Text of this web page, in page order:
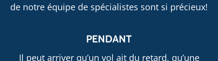
de notre équipe de spécialistes sont si précieux!
PENDANT
Il peut arriver qu’un vol ait du retard, qu’une